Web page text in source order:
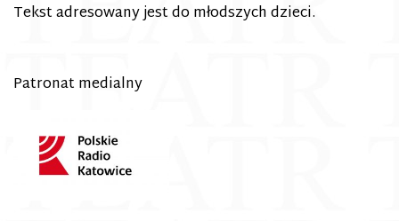
Tekst adresowany jest do młodszych dzieci.
Patronat medialny